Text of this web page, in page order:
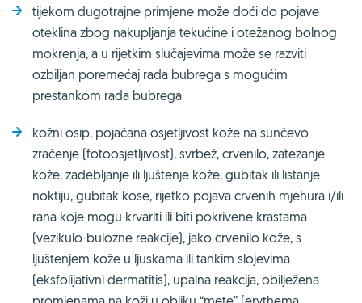
tijekom dugotrajne primjene može doći do pojave
oteklina zbog nakupljanja tekućine i otežanog bolnog
mokrenja, a u rijetkim slučajevima može se razviti
ozbiljan poremećaj rada bubrega s mogućim
prestankom rada bubrega
kožni osip, pojačana osjetljivost kože na sunčevo
zračenje (fotoosjetljivost), svrbež, crvenilo, zatezanje
kože, zadebljanje ili ljuštenje kože, gubitak ili listanje
noktiju, gubitak kose, rijetko pojava crvenih mjehura i/ili
rana koje mogu krvariti ili biti pokrivene krastama
(vezikulo-bulozne reakcije), jako crvenilo kože, s
ljuštenjem kože u ljuskama ili tankim slojevima
(eksfolijativni dermatitis), upalna reakcija, obilježena